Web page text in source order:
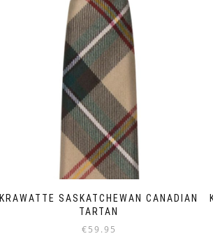
KRAWATTE SASKATCHEWAN CANADIAN
TARTAN
€59.95